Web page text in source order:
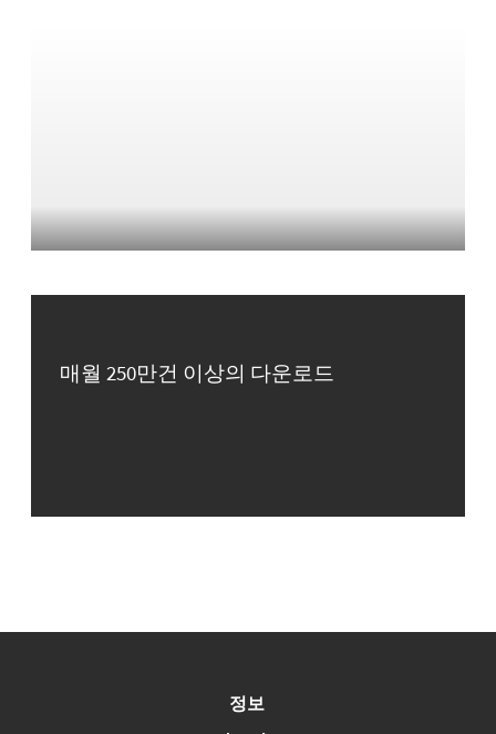
매월 250만건 이상의 다운로드
정보